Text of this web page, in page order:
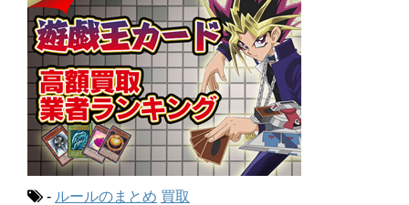
- ルールのまとめ 買取